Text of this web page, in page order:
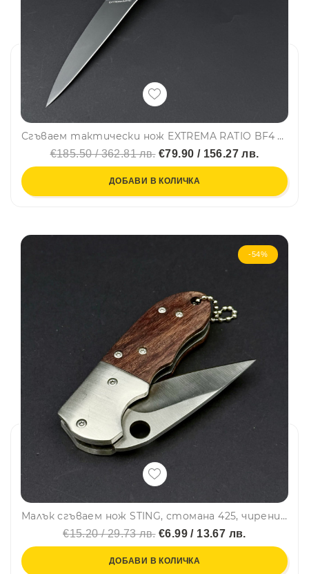
Сгъваем тактически нож EXTREMA RATIO BF4 Lucky Black, немска супер стомана BÖHLER N60, подаръчна кутия
€185.50 / 362.81 лв.€79.90 / 156.27 лв.
ДОБАВИ В КОЛИЧКА
-54%
Малък сгъваем нож STING, стомана 425, чирени орех, подаръчна кутия
€15.20 / 29.73 лв.€6.99 / 13.67 лв.
ДОБАВИ В КОЛИЧКА